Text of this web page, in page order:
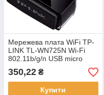
Мережева плата WiFi TP-
LINK TL-WN725N Wi-Fi
802.11b/g/n USB micro
350,22 ₴
Купити